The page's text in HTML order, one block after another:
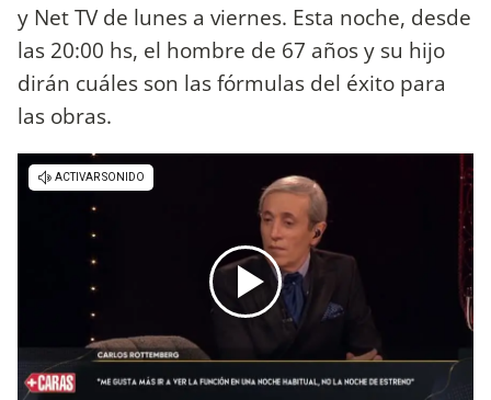
y Net TV de lunes a viernes. Esta noche, desde
las 20:00 hs, el hombre de 67 años y su hijo
dirán cuáles son las fórmulas del éxito para
las obras.